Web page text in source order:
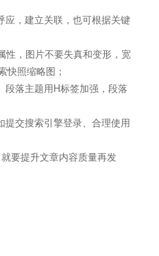
应，建立关联，也可根据关键
性，图片不要失真和变形，宽
快照缩略图；
落主题用H标签加强，段落
交搜索引擎登录、合理使用
要提升文章内容质量再发